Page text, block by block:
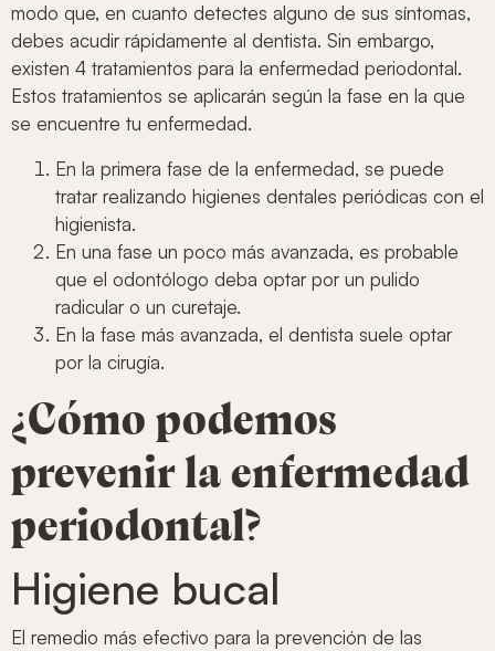
modo que, en cuanto detectes alguno de sus síntomas,
debes acudir rápidamente al dentista. Sin embargo,
existen 4 tratamientos para la enfermedad periodontal.
Estos tratamientos se aplicarán según la fase en la que
se encuentre tu enfermedad.
En la primera fase de la enfermedad, se puede
tratar realizando higienes dentales periódicas con el
higienista.
En una fase un poco más avanzada, es probable
que el odontólogo deba optar por un pulido
radicular o un curetaje.
En la fase más avanzada, el dentista suele optar
por la cirugía.
¿Cómo podemos
prevenir la enfermedad
periodontal?
Higiene bucal
El remedio más efectivo para la prevención de las